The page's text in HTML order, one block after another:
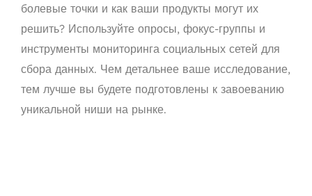
болевые точки и как ваши продукты могут их
решить? Используйте опросы, фокус-группы и
инструменты мониторинга социальных сетей для
сбора данных. Чем детальнее ваше исследование,
тем лучше вы будете подготовлены к завоеванию
уникальной ниши на рынке.